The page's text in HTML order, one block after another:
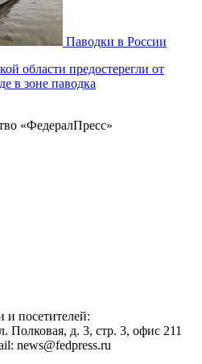
Паводки в России
области предостерегли от
в зоне паводка
«ФедералПресс»
и посетителей:
Полковая, д. 3, стр. 3, офис 211
news@fedpress.ru